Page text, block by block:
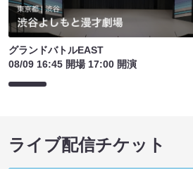
グランドバトルEAST
08/09 16:45 開場 17:00 開演
ライブ配信チケット